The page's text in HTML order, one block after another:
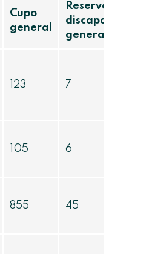
Cupo
general
Reserva
discapacidad
general
123 7
105 6
855 45